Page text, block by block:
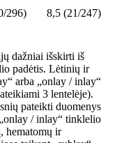
296) 8,5 (21/247)
dažniai išskirti iš
padėtis. Lėtinių ir
arba „onlay / inlay“
3 lentelėje).
ų pateikti duomenys
/ inlay“ tinklelio
hematomų ir